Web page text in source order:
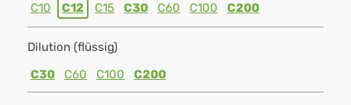
C10 C12 C15 C30 C60 C100 C200
Dilution (flüssig)
C30
C60 C100 C200